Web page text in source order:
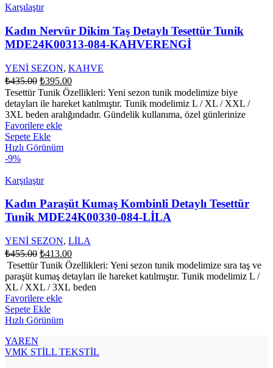
Karşılaştır
Kadın Nervür Dikim Taş Detaylı Tesettür Tunik
MDE24K00313-084-KAHVERENGİ
YENİ SEZON, KAHVE
₺435.00 Orijinal
fiyat:
₺435.00.
₺395.00Şu
andaki
fiyat:
₺395.00.
Tesettür Tunik Özellikleri: Yeni sezon tunik modelimize biye
detayları ile hareket katılmıştır. Tunik modelimiz L / XL / XXL /
3XL beden aralığındadır. Gündelik kullanıma, özel günlerinize
Favorilere ekle
Sepete Ekle
Hızlı Görünüm
-9%
Karşılaştır
Kadın Paraşüt Kumaş Kombinli Detaylı Tesettür
Tunik MDE24K00330-084-LİLA
YENİ SEZON, LİLA
₺455.00 Orijinal
fiyat:
₺455.00.
₺413.00Şu
andaki
fiyat:
₺413.00.
Tesettür Tunik Özellikleri: Yeni sezon tunik modelimize sıra taş ve
paraşüt kumaş detayları ile hareket katılmıştır. Tunik modelimiz L /
XL / XXL / 3XL beden
Favorilere ekle
Sepete Ekle
Hızlı Görünüm
YAREN
VMK STİLL TEKSTİL